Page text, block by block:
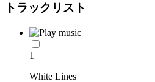
トラックリスト
1
White Lines